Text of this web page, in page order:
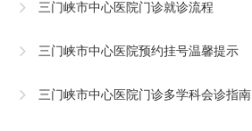
三门峡市中心医院门诊就诊流程
三门峡市中心医院预约挂号温馨提示
三门峡市中心医院门诊多学科会诊指南